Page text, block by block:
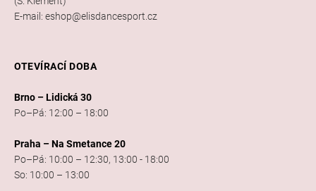
E-mail: eshop@elisdancesport.cz
OTEVÍRACÍ DOBA
Brno – Lidická 30
Po–Pá: 12:00 – 18:00
Praha – Na Smetance 20
Po–Pá: 10:00 – 12:30, 13:00 - 18:00
So: 10:00 – 13:00